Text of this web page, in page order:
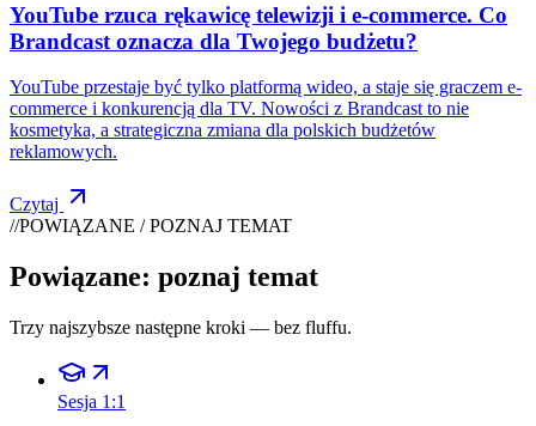
YouTube rzuca rękawicę telewizji i e-commerce. Co
Brandcast oznacza dla Twojego budżetu?
YouTube przestaje być tylko platformą wideo, a staje się graczem e-
commerce i konkurencją dla TV. Nowości z Brandcast to nie
kosmetyka, a strategiczna zmiana dla polskich budżetów
reklamowych.
Czytaj
//POWIĄZANE / POZNAJ TEMAT
Powiązane: poznaj temat
Trzy najszybsze następne kroki — bez fluffu.
Sesja 1:1